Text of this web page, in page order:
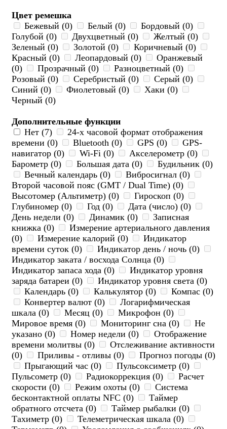
Цвет ремешка
Бежевый (0)
Белый (0)
Бордовый (0)
Голубой (0)
Двухцветный (0)
Желтый (0)
Зеленый (0)
Золотой (0)
Коричневый (0)
Красный (0)
Леопардовый (0)
Оранжевый
(0)
Прозрачный (0)
Разноцветный (0)
Розовый (0)
Серебристый (0)
Серый (0)
Синий (0)
Фиолетовый (0)
Хаки (0)
Черный (0)
Дополнительные функции
Нет (7)
24-х часовой формат отображения
времени (0)
Bluetooth (0) GPS (0)
GPS-
навигатор (0)
Wi-Fi (0)
Акселерометр (0)
Барометр (0)
Большая дата (0)
Будильник (0)
Вечный календарь (0)
Вибросигнал (0)
Второй часовой пояс (GMT / Dual Time) (0)
Высотомер (Альтиметр) (0)
Гироскоп (0)
Глубиномер (0)
Год (0)
Дата (число) (0)
День недели (0)
Динамик (0)
Записная
книжка (0)
Измерение артериального давления
(0)
Измерение калорий (0)
Индикатор
времени суток (0)
Индикатор день / ночь (0)
Индикатор заката / восхода Солнца (0)
Индикатор запаса хода (0)
Индикатор уровня
заряда батареи (0)
Индикатор уровня света (0)
Календарь (0)
Калькулятор (0)
Компас (0)
Конвертер валют (0)
Логарифмическая
шкала (0)
Месяц (0)
Микрофон (0)
Мировое время (0)
Мониторинг сна (0)
Не
указано (0)
Номер недели (0)
Отображение
времени молитвы (0)
Отслеживание активности
(0)
Приливы - отливы (0)
Прогноз погоды (0)
Прыгающий час (0)
Пульсоксиметр (0)
Пульсометр (0)
Радиокоррекция (0)
Расчет
скорости (0)
Режим охоты (0)
Система
бесконтактной оплаты NFC (0)
Таймер
обратного отсчета (0)
Таймер рыбалки (0)
Тахиметр (0)
Телеметрическая шкала (0)